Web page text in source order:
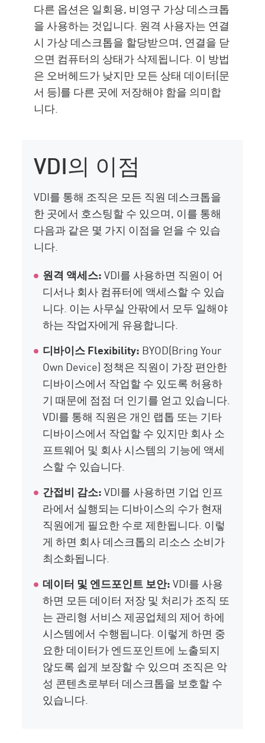
다른 옵션은 일회용, 비영구 가상 데스크톱
을 사용하는 것입니다. 원격 사용자는 연결
시 가상 데스크톱을 할당받으며, 연결을 닫
으면 컴퓨터의 상태가 삭제됩니다. 이 방법
은 오버헤드가 낮지만 모든 상태 데이터(문
서 등)를 다른 곳에 저장해야 함을 의미합
니다.
VDI의 이점
VDI를 통해 조직은 모든 직원 데스크톱을
한 곳에서 호스팅할 수 있으며, 이를 통해
다음과 같은 몇 가지 이점을 얻을 수 있습
니다.
원격 액세스:VDI를 사용하면 직원이 어
디서나 회사 컴퓨터에 액세스할 수 있습
니다. 이는 사무실 안팎에서 모두 일해야
하는 작업자에게 유용합니다.
디바이스 Flexibility: BYOD(Bring Your
Own Device) 정책은 직원이 가장 편안한
디바이스에서 작업할 수 있도록 허용하
기 때문에 점점 더 인기를 얻고 있습니다.
VDI를 통해 직원은 개인 랩톱 또는 기타
디바이스에서 작업할 수 있지만 회사 소
프트웨어 및 회사 시스템의 기능에 액세
스할 수 있습니다.
간접비 감소:VDI를 사용하면 기업 인프
라에서 실행되는 디바이스의 수가 현재
직원에게 필요한 수로 제한됩니다. 이렇
게 하면 회사 데스크톱의 리소스 소비가
최소화됩니다.
데이터 및 엔드포인트 보안:VDI를 사용
하면 모든 데이터 저장 및 처리가 조직 또
는 관리형 서비스 제공업체의 제어 하에
시스템에서 수행됩니다. 이렇게 하면 중
요한 데이터가 엔드포인트에 노출되지
않도록 쉽게 보장할 수 있으며 조직은 악
성 콘텐츠로부터 데스크톱을 보호할 수
있습니다.